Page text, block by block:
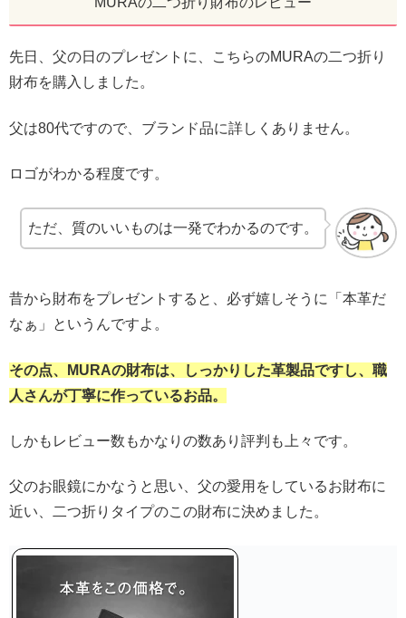
先日、父の日のプレゼントに、こちらのMURAの二つ折り
財布を購入しました。
父は80代ですので、ブランド品に詳しくありません。
ロゴがわかる程度です。
ただ、質のいいものは一発でわかるのです。
昔から財布をプレゼントすると、必ず嬉しそうに「本革だ
なぁ」というんですよ。
その点、MURAの財布は、しっかりした革製品ですし、職
人さんが丁寧に作っているお品。
しかもレビュー数もかなりの数あり評判も上々です。
父のお眼鏡にかなうと思い、父の愛用をしているお財布に
近い、二つ折りタイプのこの財布に決めました。